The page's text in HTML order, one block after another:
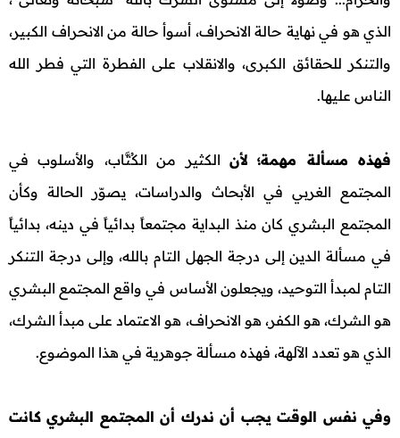
الذي هو في نهاية حالة الانحراف، أسوأ حالة من الانحراف الكبير،
والتنكر للحقائق الكبرى، والانقلاب على الفطرة التي فطر الله
الناس عليها.
فهذه مسألة مهمة؛ لأنالكثير من الكُتَّاب، والأسلوب في
المجتمع الغربي في الأبحاث والدراسات، يصوّر الحالة وكأن
المجتمع البشري كان منذ البداية مجتمعاً بدائياً في دينه، بدائياً
في مسألة الدين إلى درجة الجهل التام بالله، وإلى درجة التنكر
التام لمبدأ التوحيد، ويجعلون الأساس في واقع المجتمع البشري
هو الشرك، هو الكفر، هو الانحراف، هو الاعتماد على مبدأ الشرك،
الذي هو تعدد الآلهة، فهذه مسألة جوهرية في هذا الموضوع.
وفي نفس الوقت يجب أن ندرك أن المجتمع البشري كانت